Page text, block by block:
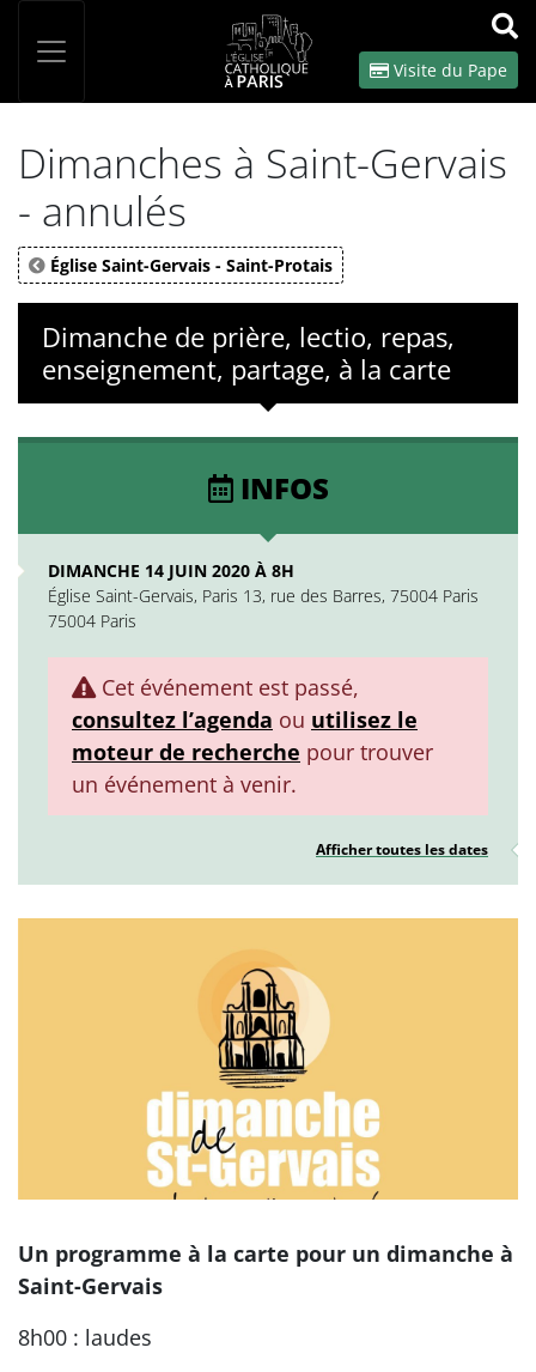
OK
Visite du Pape
Dimanches à Saint-Gervais
- annulés
Église Saint-Gervais - Saint-Protais
Dimanche de prière, lectio, repas,
enseignement, partage, à la carte
INFOS
DIMANCHE 14 JUIN 2020 À 8H
Église Saint-Gervais, Paris 13, rue des Barres, 75004 Paris
75004 Paris
Cet événement est passé,
consultez l’agenda ou utilisez le
moteur de recherche pour trouver
un événement à venir.
Afficher toutes les dates
Un programme à la carte pour un dimanche à
Saint-Gervais
8h00 : laudes
Panneau de gestion des cookies